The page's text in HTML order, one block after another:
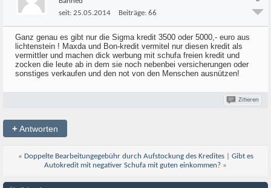
seit: 25.05.2014 Beiträge: 66
Ganz genau es gibt nur die Sigma kredit 3500 oder 5000,- euro aus
lichtenstein ! Maxda und Bon-kredit vermitel nur diesen kredit als
vermittler und machen dick werbung mit schufa freien kredit und
zocken die leute ab in dem sie noch nebenbei versicherungen oder
sonstiges verkaufen und den not von den Menschen ausnützen!
Zitieren
+Antworten
« Doppelte Bearbeitungegebühr durch Aufstockung des Kredites| Gibt es
Autokredit mit negativer Schufa mit guten einkommen? »